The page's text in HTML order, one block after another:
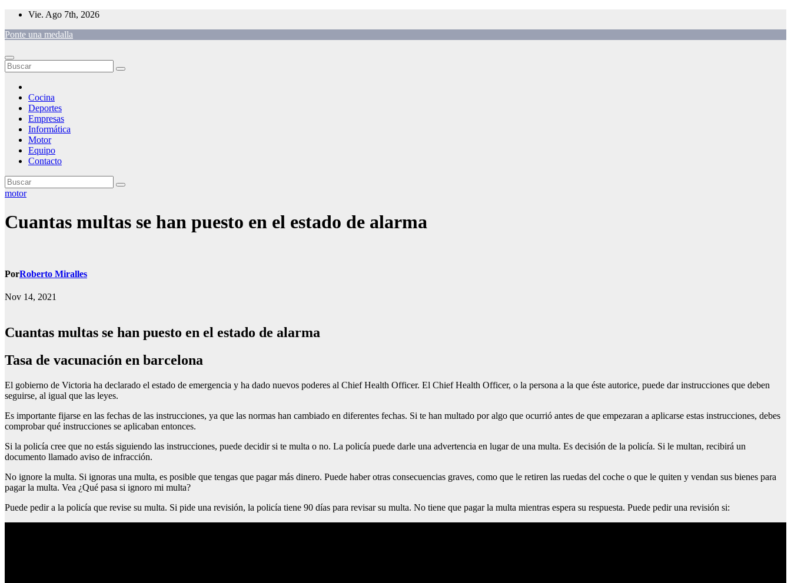
Saltar
contenido
Vie. Ago 7th, 2026
Ponte una medalla
Cocina
Deportes
Empresas
Informática
Motor
Equipo
Contacto
motor
Cuantas multas se han puesto en el estado de alarma
PorRoberto Miralles
Nov 14, 2021
Cuantas multas se han puesto en el estado de alarma
Tasa de vacunación en barcelona
El gobierno de Victoria ha declarado el estado de emergencia y ha dado nuevos poderes al Chief Health Officer. El Chief Health Officer, o la persona a la que éste autorice, puede dar instrucciones que deben
seguirse, al igual que las leyes.
Es importante fijarse en las fechas de las instrucciones, ya que las normas han cambiado en diferentes fechas. Si te han multado por algo que ocurrió antes de que empezaran a aplicarse estas instrucciones, debes
comprobar qué instrucciones se aplicaban entonces.
Si la policía cree que no estás siguiendo las instrucciones, puede decidir si te multa o no. La policía puede darle una advertencia en lugar de una multa. Es decisión de la policía. Si le multan, recibirá un
documento llamado aviso de infracción.
No ignore la multa. Si ignoras una multa, es posible que tengas que pagar más dinero. Puede haber otras consecuencias graves, como que le retiren las ruedas del coche o que le quiten y vendan sus bienes para
pagar la multa. Vea ¿Qué pasa si ignoro mi multa?
Puede pedir a la policía que revise su multa. Si pide una revisión, la policía tiene 90 días para revisar su multa. No tiene que pagar la multa mientras espera su respuesta. Puede pedir una revisión si: